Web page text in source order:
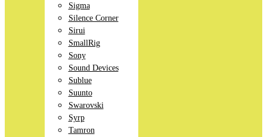
Sigma
Silence Corner
Sirui
SmallRig
Sony
Sound Devices
Sublue
Suunto
Swarovski
Syrp
Tamron